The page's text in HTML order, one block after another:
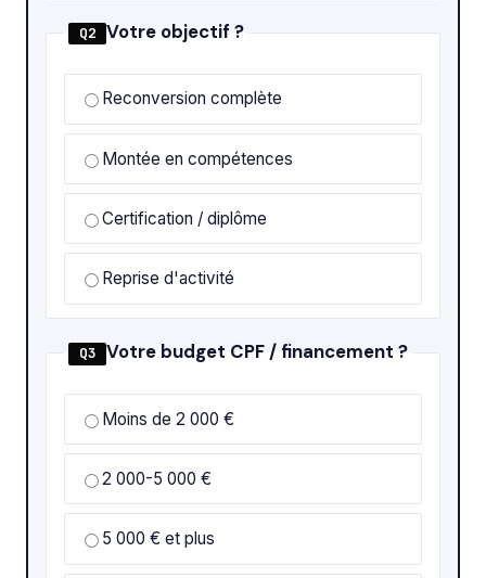
Q2 Votre objectif ?
Reconversion complète
Montée en compétences
Certification / diplôme
Reprise d'activité
Q3 Votre budget CPF / financement ?
Moins de 2 000 €
2 000-5 000 €
5 000 € et plus